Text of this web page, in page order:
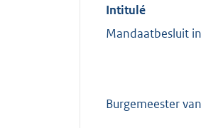
Intitulé
Mandaatbesluit
Burgemeester